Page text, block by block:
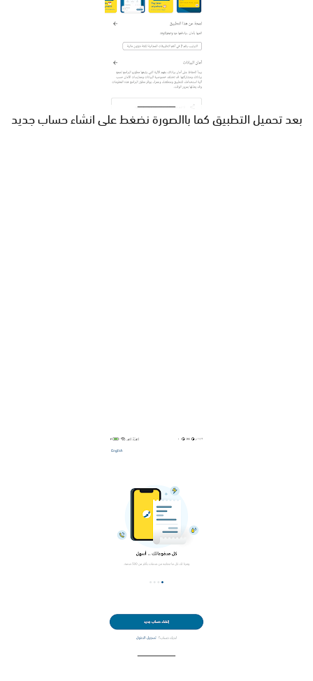
بعد تحميل التطبيق كما باالصورة نضغط على انشاء حساب جديد